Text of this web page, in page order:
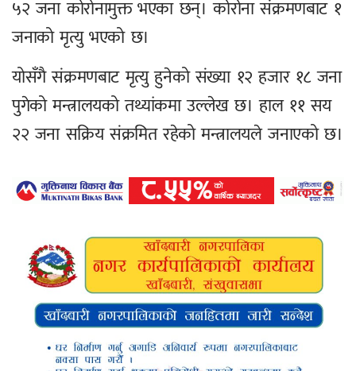
५२ जना कोरोनामुक्त भएका छन्। कोरोना संक्रमणबाट १
जनाको मृत्यु भएको छ।
योसँगै संक्रमणबाट मृत्यु हुनेको संख्या १२ हजार १८ जना
पुगेको मन्त्रालयको तथ्यांकमा उल्लेख छ। हाल ११ सय
२२ जना सक्रिय संक्रमित रहेको मन्त्रालयले जनाएको छ।